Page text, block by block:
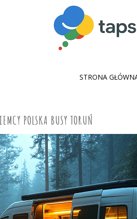
SKIP
STRONA
POLSKA BUSY TORUŃ